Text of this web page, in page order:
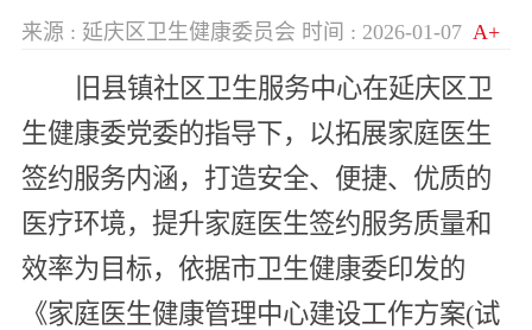
来源 : 延庆区卫生健康委员会 时间 : 2026-01-07 A+
旧县镇社区卫生服务中心在延庆区卫
生健康委党委的指导下，以拓展家庭医生
签约服务内涵，打造安全、便捷、优质的
医疗环境，提升家庭医生签约服务质量和
效率为目标，依据市卫生健康委印发的
《家庭医生健康管理中心建设工作方案(试